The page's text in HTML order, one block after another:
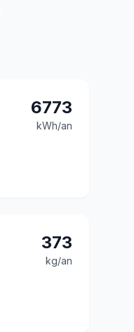
6773
kWh/an
373
kg/an